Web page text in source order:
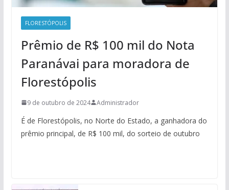
FLORESTÓPOLIS
Prêmio de R$ 100 mil do Nota
Paranávai para moradora de
Florestópolis
9 de outubro de 2024 Administrador
É de Florestópolis, no Norte do Estado, a ganhadora do
prêmio principal, de R$ 100 mil, do sorteio de outubro